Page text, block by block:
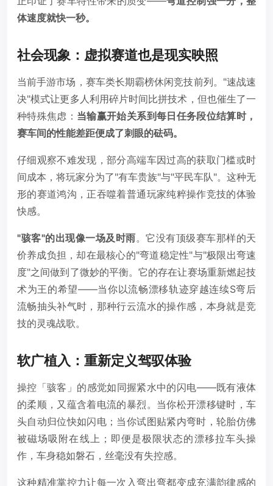
体速度就快一秒。
社会现象：虚拟赛道也是现实映照
当前手游市场，赛车类长期霸榜休闲竞技前列。"速战速
决"模式让更多人利用碎片时间比拼技术，但也催生了一
种特殊焦虑： 当输赢开始关系到每日任务段位结算时，
赛车间的性能差距便成了刺眼的砝码。
仔细观察不难发现，部分高端车因过高的获取门槛或时
间成本，将玩家分为了"有车贵族"与"平民车队"。这种无
形的赛道鸿沟，正吞噬着普通玩家纯粹操作竞技的体验
快感。
"骇客"的出现像一场及时雨。它没有顶级赛车那样的天
价养成负担，却在最核心的"弯道稳定性"与"极限出弯速
度"之间做到了微妙的平衡。它的存在让赛场重新燃起技
术为王的希望——当你以流畅漂移轨迹穿越连续S弯后
流畅抽头补气时，那种行云流水的操作感，本身就是竞
技的灵魂战歌。
软广植入：重新定义驾驭体验
操控「骇客」的感觉如同握紧水中的闪电——既有液体
的柔顺，又蕴含着电流的暴烈。当你松开漂移键时，车
头自动归位快如闪电；当你试图贴紧内弯时，轮胎仿佛
被磁场吸附在线上；即便是极限状态的漂移拉车头操
作，车身稳如磐石，丝毫没有失控感。
这种精准掌控力让每一次入弯出弯都变成充满韵律感的